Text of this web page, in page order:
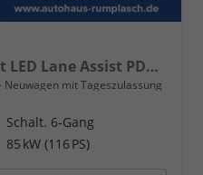
Selection Klima virt. Cockpit LED Lane Assist PDC hinten Sitzheizung vorn 16 Zoll Bluetooth
Neuwagen mit Tageszulassung
Schalt. 6-Gang
85 kW (116 PS)